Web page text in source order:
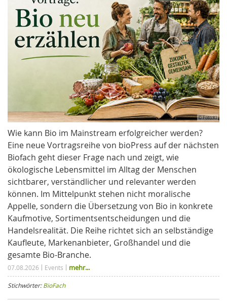
© Foto:KI
Wie kann Bio im Mainstream erfolgreicher werden?
Eine neue Vortragsreihe von bioPress auf der nächsten
Biofach geht dieser Frage nach und zeigt, wie
ökologische Lebensmittel im Alltag der Menschen
sichtbarer, verständlicher und relevanter werden
können. Im Mittelpunkt stehen nicht moralische
Appelle, sondern die Übersetzung von Bio in konkrete
Kaufmotive, Sortimentsentscheidungen und die
Handelsrealität. Die Reihe richtet sich an selbständige
Kaufleute, Markenanbieter, Großhandel und die
gesamte Bio-Branche.
07.08.2026 Events mehr...
Stichwörter:BioFach